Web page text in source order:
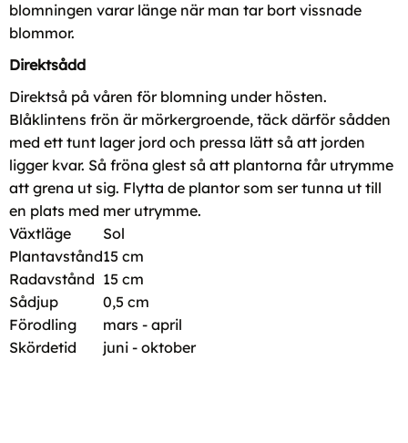
blomningen varar länge när man tar bort vissnade
blommor.
Direktsådd
Direktså på våren för blomning under hösten.
Blåklintens frön är mörkergroende, täck därför sådden
med ett tunt lager jord och pressa lätt så att jorden
ligger kvar. Så fröna glest så att plantorna får utrymme
att grena ut sig. Flytta de plantor som ser tunna ut till
en plats med mer utrymme.
Växtläge
Sol
Plantavstånd15 cm
Radavstånd 15 cm
Sådjup
0,5 cm
Förodling
mars - april
Skördetid
juni - oktober